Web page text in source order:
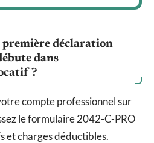
déclaration
dans
?
compte professionnel sur
le formulaire 2042-C-PRO
et charges déductibles.